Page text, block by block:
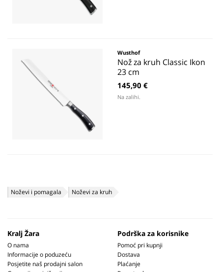
Wusthof
Nož za kruh Classic Ikon
23 cm
145,90 €
Na zalihi.
Noževi i pomagala Noževi za kruh
Kralj Žara
O nama
Informacije o poduzeću
Posjetite naš prodajni salon
Podrška za korisnike
Pomoć pri kupnji
Dostava
Plaćanje